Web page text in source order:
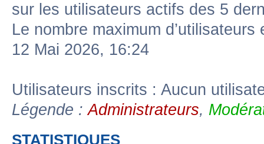
sur les utilisateurs actifs des 5
Le nombre maximum
12 Mai 2026, 16:24
Utilisateurs inscrits : Aucun
Légende :Administrateurs,
STATISTIQUES